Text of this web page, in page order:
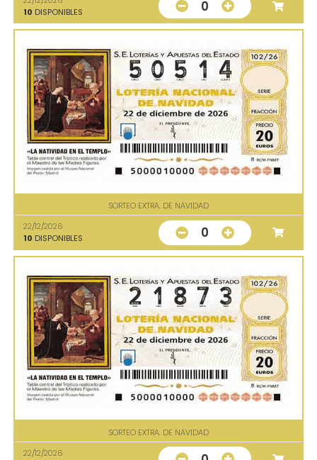
10 DISPONIBLES 0
SORTEO EXTRA. DE NAVIDAD
22/12/2026
10 DISPONIBLES 0
SORTEO EXTRA. DE NAVIDAD
22/12/2026